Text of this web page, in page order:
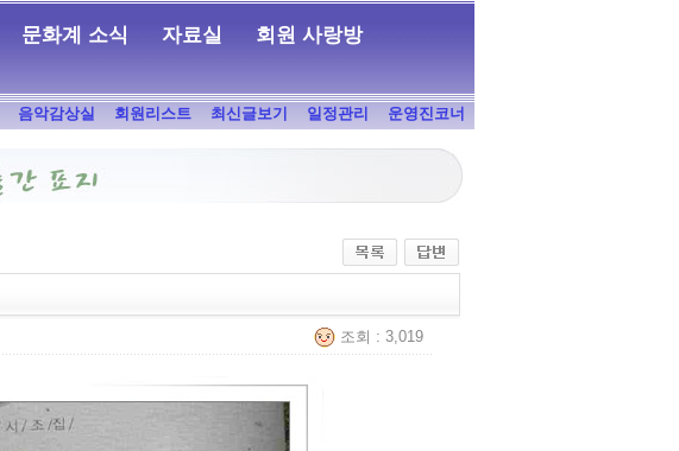
문화계 소식 자료실 회원 사랑방
음악감상실 회원리스트 최신글보기 일정관리 운영진코너
조회 : 3,019